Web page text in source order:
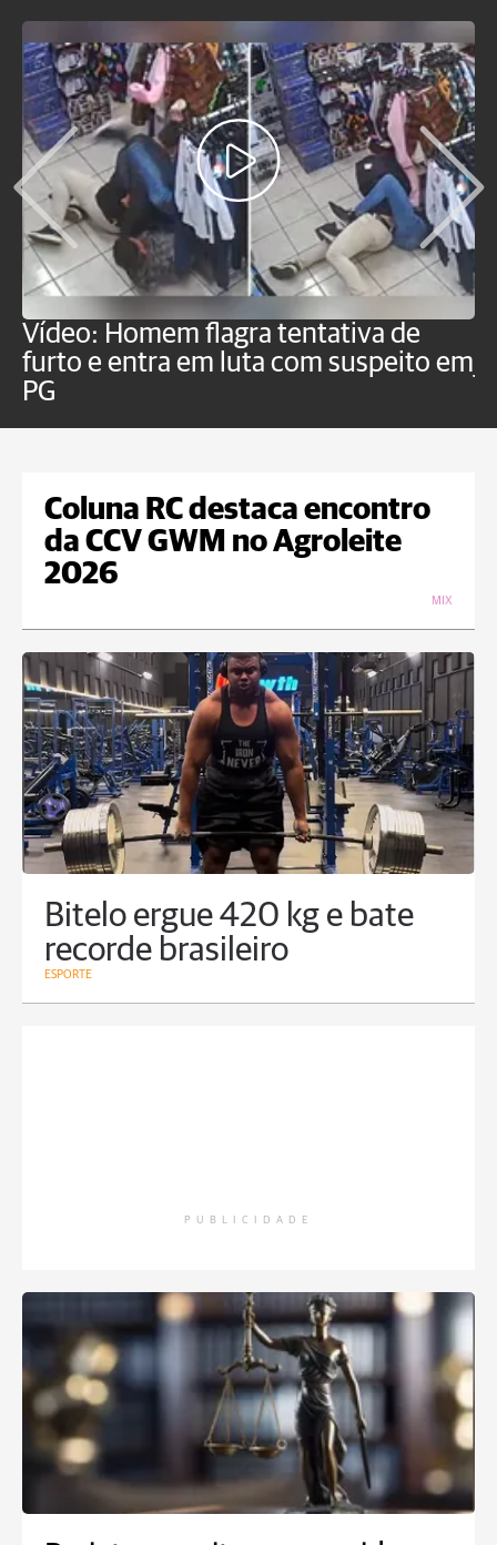
Vídeo: Homem flagra tentativa de
furto e entra em luta com suspeito em
PG
Coluna RC destaca encontro
da CCV GWM no Agroleite
2026
MIX
Bitelo ergue 420 kg e bate
recorde brasileiro
ESPORTE
PUBLICIDADE